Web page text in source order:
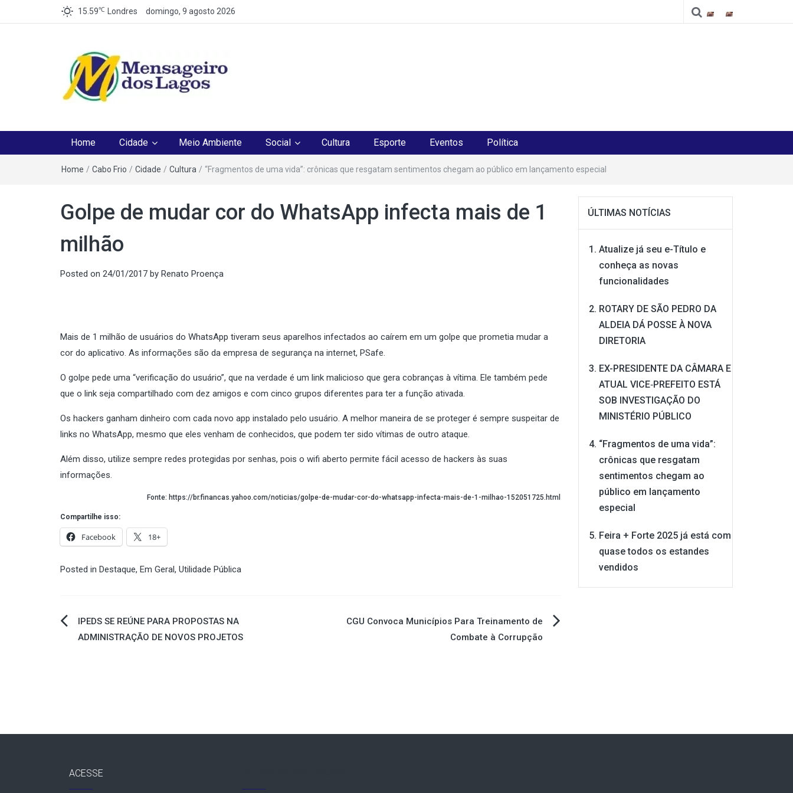
15.59℃ Londres domingo, 9 agosto 2026 Cidade
Home Cidade Meio Ambiente Social Cultura Esporte Eventos Política
Home / Cabo Frio / Cidade / Cultura / “Fragmentos de uma vida”: crônicas que resgatam sentimentos chegam ao público em lançamento especial
Golpe de mudar cor do WhatsApp infecta mais de 1
milhão
Posted on 24/01/2017 by Renato Proença
Mais de 1 milhão de usuários do WhatsApp tiveram seus aparelhos infectados ao caírem em um golpe que prometia mudar a
cor do aplicativo. As informações são da empresa de segurança na internet, PSafe.
O golpe pede uma “verificação do usuário”, que na verdade é um link malicioso que gera cobranças à vítima. Ele também pede
que o link seja compartilhado com dez amigos e com cinco grupos diferentes para ter a função ativada.
Os hackers ganham dinheiro com cada novo app instalado pelo usuário. A melhor maneira de se proteger é sempre suspeitar de
links no WhatsApp, mesmo que eles venham de conhecidos, que podem ter sido vítimas de outro ataque.
Além disso, utilize sempre redes protegidas por senhas, pois o wifi aberto permite fácil acesso de hackers às suas
informações.
Fonte: https://br.financas.yahoo.com/noticias/golpe-de-mudar-cor-do-whatsapp-infecta-mais-de-1-milhao-152051725.html
Compartilhe isso:
Facebook 18+
Posted in Destaque, Em Geral, Utilidade Pública
Navegação
IPEDS SE REÚNE PARA PROPOSTAS NA
ADMINISTRAÇÃO DE NOVOS PROJETOS
CGU Convoca Municípios Para Treinamento de
Combate à Corrupção
ÚLTIMAS NOTÍCIAS
Atualize já seu e-Título e
conheça as novas
funcionalidades
ROTARY DE SÃO PEDRO DA
ALDEIA DÁ POSSE À NOVA
DIRETORIA
EX-PRESIDENTE DA CÂMARA E
ATUAL VICE‑PREFEITO ESTÁ
SOB INVESTIGAÇÃO DO
MINISTÉRIO PÚBLICO
“Fragmentos de uma vida”:
crônicas que resgatam
sentimentos chegam ao
público em lançamento
especial
Feira + Forte 2025 já está com
quase todos os estandes
vendidos
ACESSE